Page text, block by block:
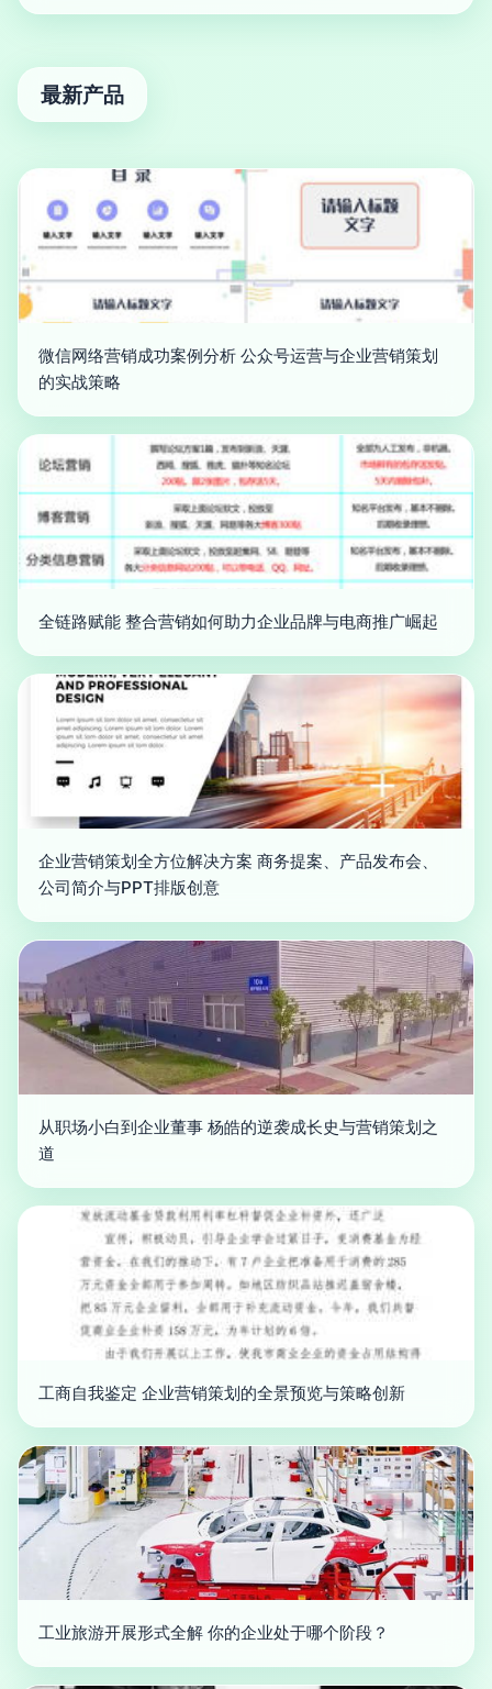
最新产品
微信网络营销成功案例分析 公众号运营与企业营销策划
的实战策略
全链路赋能 整合营销如何助力企业品牌与电商推广崛起
企业营销策划全方位解决方案 商务提案、产品发布会、
公司简介与PPT排版创意
从职场小白到企业董事 杨皓的逆袭成长史与营销策划之
道
工商自我鉴定 企业营销策划的全景预览与策略创新
工业旅游开展形式全解 你的企业处于哪个阶段？